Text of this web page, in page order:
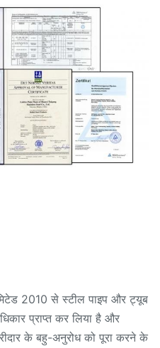
2010 से स्टील पाइप और ट्यूब
प्राप्त कर लिया है और
के बहु-अनुरोध को पूरा करने के